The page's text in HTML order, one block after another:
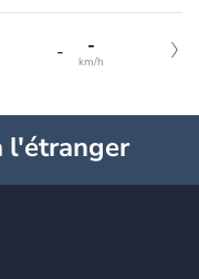
- -
km/h
l'étranger